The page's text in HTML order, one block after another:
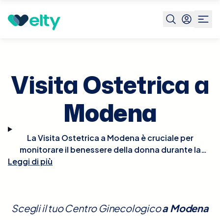
Prenota visita
Visita Ostetrica a
Modena
La Visita Ostetrica a Modena è cruciale per
monitorare il benessere della donna durante la
gravidanza. Durante la visita, l'ostetrico valuterà la
benessere generale. È anche un'opportunità per
Leggi di più
Scegli il tuo Centro Ginecologicoa Modena